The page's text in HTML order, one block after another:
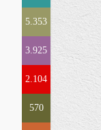
5.353
3.925
2.104
570